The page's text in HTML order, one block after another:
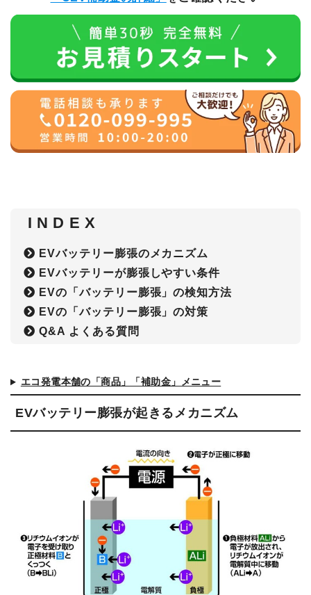
I N D E X
EVバッテリー膨張のメカニズム
EVバッテリーが膨張しやすい条件
EVの「バッテリー膨張」の検知方法
EVの「バッテリー膨張」の対策
Q&A よくある質問
エコ発電本舗の「商品」「補助金」メニュー
EVバッテリー膨張が起きるメカニズム